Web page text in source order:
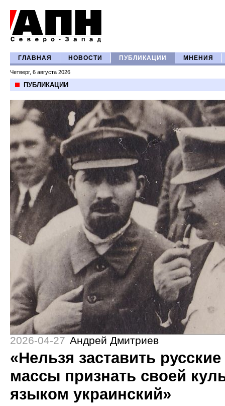
ГЛАВНАЯ НОВОСТИ ПУБЛИКАЦИИ МНЕНИЯ
Четверг, 6 августа 2026
ПУБЛИКАЦИИ
2026-04-27 Андрей Дмитриев
«Нельзя заставить
массы признать своей
языком украинский»